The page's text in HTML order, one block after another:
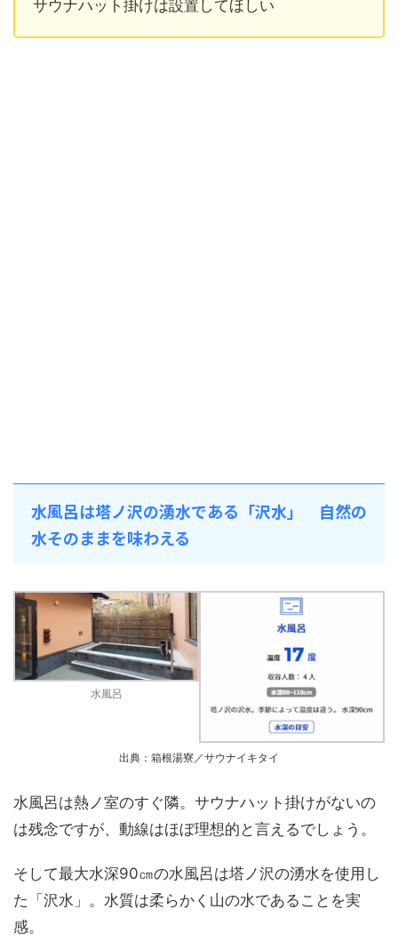
サウナハット掛けは設置してほしい
水風呂は塔ノ沢の湧水である「沢水」 自然の
水そのままを味わえる
水風呂
出典：箱根湯寮／サウナイキタイ
水風呂は熱ノ室のすぐ隣。サウナハット掛けがないの
は残念ですが、動線はほぼ理想的と言えるでしょう。
そして最大水深90㎝の水風呂は塔ノ沢の湧水を使用し
た「沢水」。水質は柔らかく山の水であることを実
感。